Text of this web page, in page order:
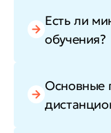
Есть ли
обучения?
Основные